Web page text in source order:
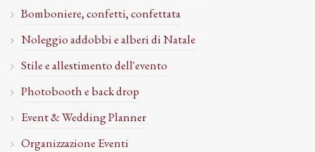
Bomboniere, confetti, confettata
Noleggio addobbi e alberi di Natale
Stile e allestimento dell'evento
Photobooth e back drop
Event & Wedding Planner
Organizzazione Eventi